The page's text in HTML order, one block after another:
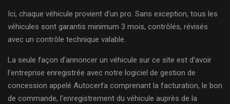
Ici, chaque véhicule provient d’un pro. Sans exception, tous les
véhicules sont garantis minimum 3 mois, contrôlés, révisés
avec un contrôle technique valable.
La seule façon d’annoncer un véhicule sur ce site est d’avoir
l’entreprise enregistrée avec notre logiciel de gestion de
concession appelé Autocerfa comprenant la facturation, le bon
de commande, l’enregistrement du véhicule auprès de la